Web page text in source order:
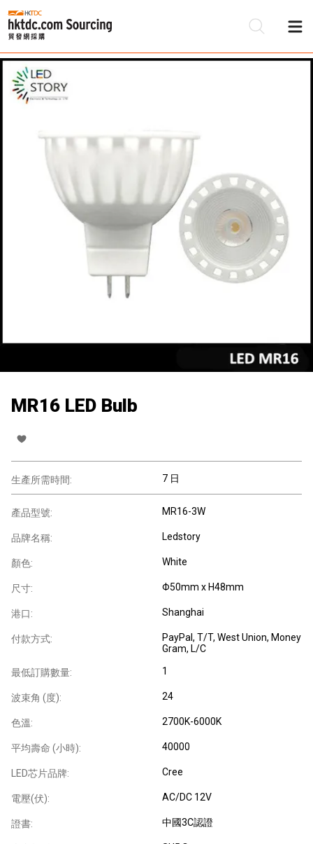
MR16 LED Bulb
生產所需時間: 7 日
產品型號: MR16-3W
品牌名稱: Ledstory
顏色: White
尺寸: Φ50mm x H48mm
港口: Shanghai
付款方式:
PayPal, T/T, West Union, Money
Gram, L/C
最低訂購數量: 1
波束角 (度): 24
色溫: 2700K-6000K
平均壽命 (小時): 40000
LED芯片品牌: Cree
電壓(伏): AC/DC 12V
證書: 中國3C認證